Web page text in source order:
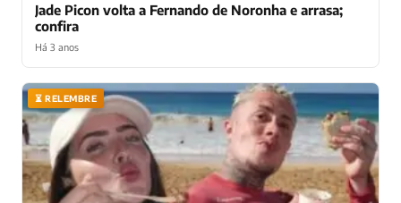
Jade Picon volta a Fernando de Noronha e arrasa;
confira
Há 3 anos
⏳ RELEMBRE